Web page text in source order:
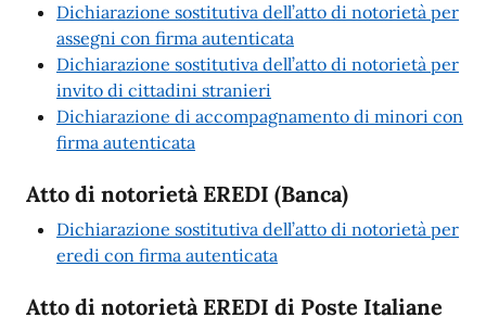
Dichiarazione sostitutiva dell’atto di notorietà per
assegni con firma autenticata
Dichiarazione sostitutiva dell’atto di notorietà per
invito di cittadini stranieri
Dichiarazione di accompagnamento di minori con
firma autenticata
Atto di notorietà EREDI (Banca)
Dichiarazione sostitutiva dell’atto di notorietà per
eredi con firma autenticata
Atto di notorietà EREDI di Poste Italiane